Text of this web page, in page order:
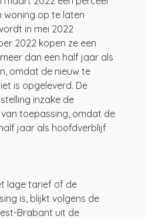
woning op te laten
in mei 2022
2022 kopen ze een
dan een half jaar als
omdat de nieuw te
is opgeleverd. De
inzake de
toepassing, omdat de
jaar als hoofdverblijf
lage tarief of de
is, blijkt volgens de
Brabant uit de